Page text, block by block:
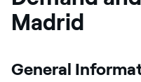
Madrid
General